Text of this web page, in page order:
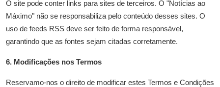
O site pode conter links para sites de terceiros. O "Notícias ao
Máximo" não se responsabiliza pelo conteúdo desses sites. O
uso de feeds RSS deve ser feito de forma responsável,
garantindo que as fontes sejam citadas corretamente.
6. Modificações nos Termos
Reservamo-nos o direito de modificar estes Termos e Condições